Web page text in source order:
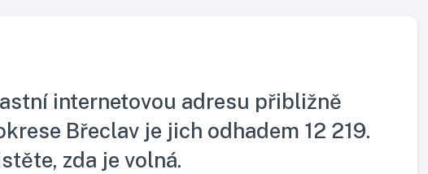
internetovou adresu přibližně
Břeclav je jich odhadem 12 219.
zda je volná.